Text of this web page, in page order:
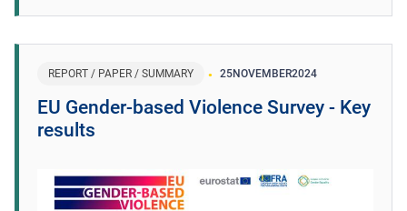
REPORT / PAPER / SUMMARY 25NOVEMBER2024
EU Gender-based Violence Survey - Key
results